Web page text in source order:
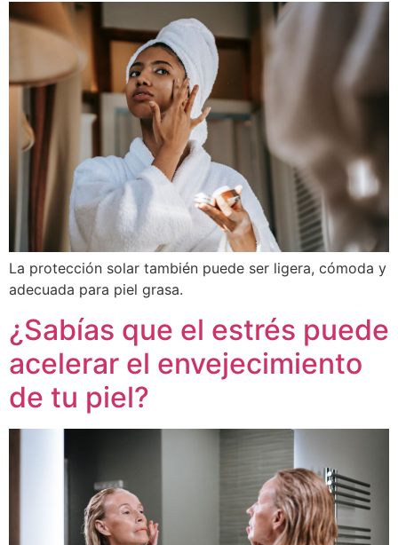
La protección solar también puede ser ligera, cómoda y
adecuada para piel grasa.
¿Sabías que el estrés puede
acelerar el envejecimiento
de tu piel?